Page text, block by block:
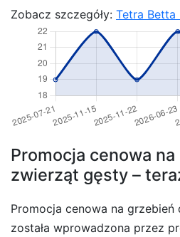
Zobacz szczegóły: Tetra Betta
Promocja cenowa
zwierząt gęsty –
Promocja cenowa na
została wprowadzona przez